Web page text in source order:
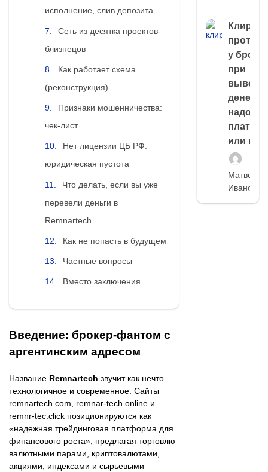
исполнение, слив депозита
Сеть из десятка проектов-
близнецов
Как работает схема
(реконструкция)
Признаки мошенничества:
чек-лист
Нет лицензии ЦБ РФ:
юридическая пустота
Что делать, если вы уже
перевели деньги в
Remnartech
Как не попасть в будущем
Частные вопросы
Вместо заключения
Введение: брокер-фантом с
аргентинским адресом
Название Remnartech звучит как нечто
технологичное и современное. Сайты
remnartech.com, remnar-tech.online и
remnr-tec.click позиционируются как
«надежная трейдинговая платформа для
финансового роста», предлагая торговлю
валютными парами, криптовалютами,
акциями, индексами и сырьевыми
Клиринг
у
при
выводе
денег,
надо
платить
или
Матвей
Иванов